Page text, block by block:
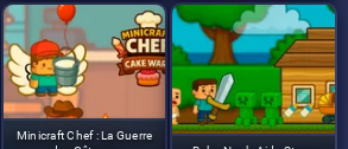
Minicraft Chef : La Guerre